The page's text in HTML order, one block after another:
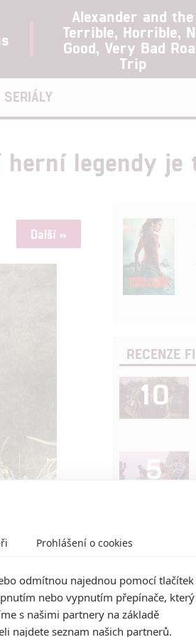
Alexander and the
Terrible, Horrible,
Good, Very Bad
Trip
SERIÁLY
herní legendy je
Další »
RECENZE
10
5
6
Prohlášení o cookies
odmítnou najednou pomocí tlačítek
nebo vypnutím přepínače, který
s našimi partnery na základě
najdete seznam našich partnerů.